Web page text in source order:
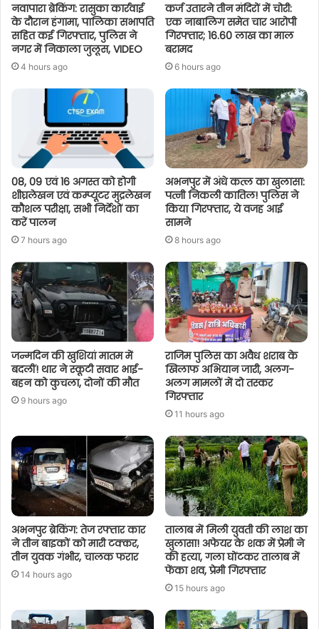
नवापारा ब्रेकिंग: रासुका कार्रवाई
के दौरान हंगामा, पालिका सभापति
सहित कई गिरफ्तार, पुलिस ने
नगर में निकाला जुलूस, VIDEO
4 hours ago
कर्ज उतारने तीन मंदिरों में चोरी:
एक नाबालिग समेत चार आरोपी
गिरफ्तार; 16.60 लाख का माल
बरामद
6 hours ago
08, 09 एवं 16 अगस्त को होगी
शीघ्रलेखन एवं कम्प्यूटर मुद्रलेखन
कौशल परीक्षा, सभी निर्देशों का
करें पालन
7 hours ago
अभनपुर में अंधे कत्ल का खुलासा:
पत्नी निकली कातिल! पुलिस ने
किया गिरफ्तार, ये वजह आई
सामने
8 hours ago
जन्मदिन की खुशियां मातम में
बदलीं! थार ने स्कूटी सवार भाई-
बहन को कुचला, दोनों की मौत
9 hours ago
राजिम पुलिस का अवैध शराब के
खिलाफ अभियान जारी, अलग-
अलग मामलों में दो तस्कर
गिरफ्तार
11 hours ago
अभनपुर ब्रेकिंग: तेज रफ्तार कार
ने तीन बाइकों को मारी टक्कर,
तीन युवक गंभीर, चालक फरार
14 hours ago
तालाब में मिली युवती की लाश का
खुलासा! अफेयर के शक में प्रेमी ने
की हत्या, गला घोंटकर तालाब में
फेंका शव, प्रेमी गिरफ्तार
15 hours ago